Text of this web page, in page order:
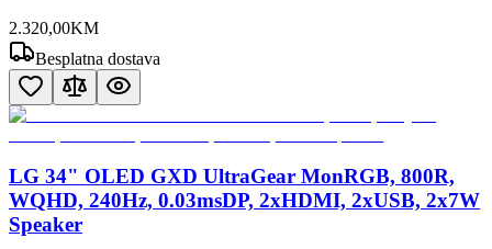
2.320,00KM
Besplatna dostava
LG 34" OLED GXD UltraGear MonRGB, 800R,
WQHD, 240Hz, 0.03msDP, 2xHDMI, 2xUSB, 2x7W
Speaker